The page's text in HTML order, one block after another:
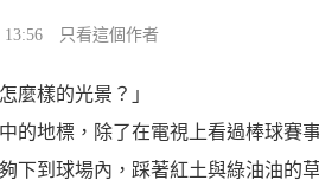
13:56 只看這個作者
麼樣的光景？」
的地標，除了在電視上看過棒球賽
下到球場內，踩著紅土與綠油油的